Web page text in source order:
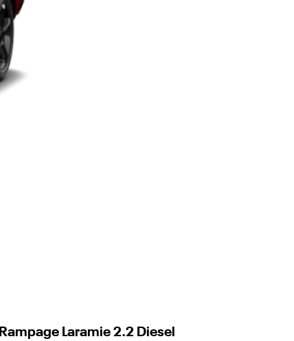
Rampage Laramie 2.2 Diesel